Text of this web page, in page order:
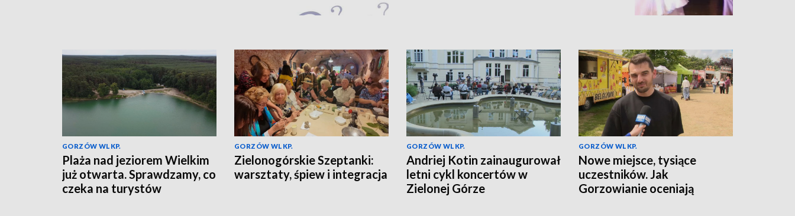
GORZÓW WLKP.
Plaża nad jeziorem Wielkim
już otwarta. Sprawdzamy, co
czeka na turystów
GORZÓW WLKP.
Zielonogórskie Szeptanki:
warsztaty, śpiew i integracja
GORZÓW WLKP.
Andriej Kotin zainaugurował
letni cykl koncertów w
Zielonej Górze
GORZÓW WLKP.
Nowe miejsce, tysiące
uczestników. Jak
Gorzowianie oceniają